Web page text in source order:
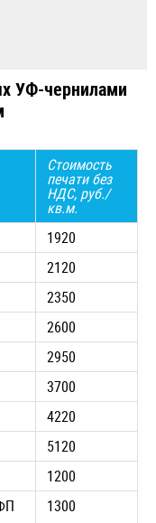
УФ-чернилами
Стоимость
печати без
НДС, руб./
кв.м.
1920
2120
2350
2600
2950
3700
4220
5120
1200
1300